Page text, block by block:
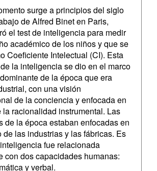
surge a principios del siglo
de Alfred Binet en Paris,
el test de inteligencia para medir
académico de los niños y que se
Coeficiente Intelectual (CI). Esta
la inteligencia se dio en el marco
de la época que era
con una visión
de la conciencia y enfocada en
la racionalidad instrumental. Las
de la época estaban enfocadas en
de las industrias y las fábricas. Es
fue relacionada
con dos capacidades humanas:
y verbal.